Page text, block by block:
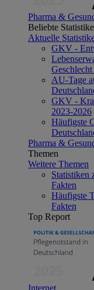
Pharma &
Beliebte
Aktuelle
GKV -
AU-Tage
GKV -
2023-2026
Häufigste
Pharma &
Themen
Weitere Themen
Statistiken
Fakten
Häufigste
Fakten
Top Report
Internet